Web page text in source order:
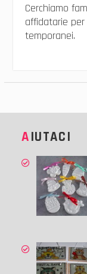
Cerchiamo
affidatarie per
temporanei.
AIUTACI